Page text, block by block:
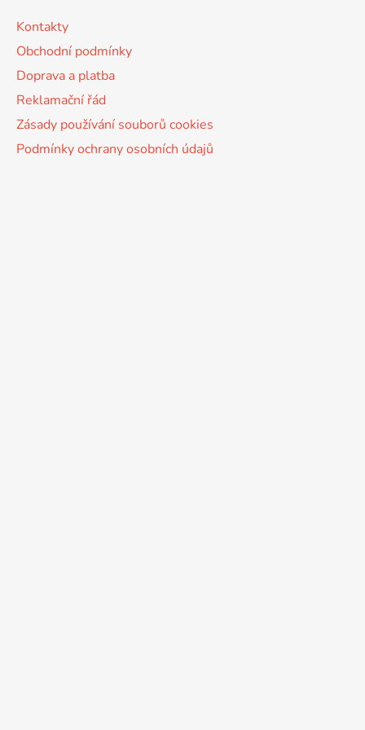
Kontakty
Obchodní podmínky
Doprava a platba
Reklamační řád
Zásady používání souborů cookies
Podmínky ochrany osobních údajů